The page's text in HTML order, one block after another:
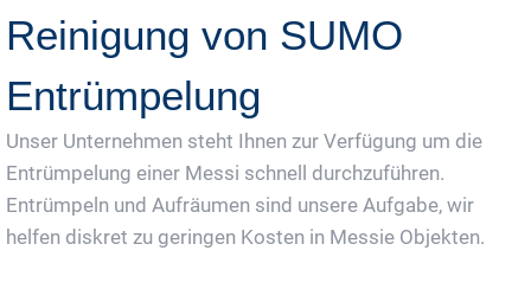
Reinigung von SUMO
Entrümpelung
Unser Unternehmen steht Ihnen zur Verfügung um die
Entrümpelung einer Messi schnell durchzuführen.
Entrümpeln und Aufräumen sind unsere Aufgabe, wir
helfen diskret zu geringen Kosten in Messie Objekten.